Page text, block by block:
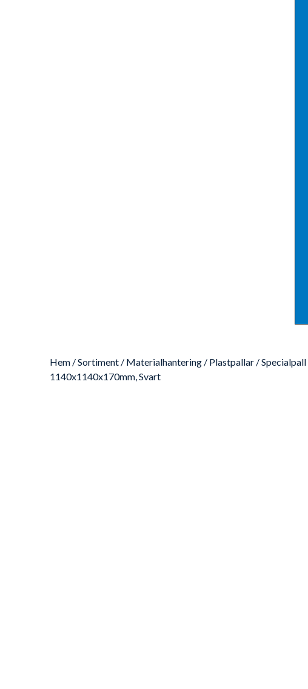
Hem /Sortiment / Materialhantering / Plastpallar /Specialpall
1140x1140x170mm, Svart